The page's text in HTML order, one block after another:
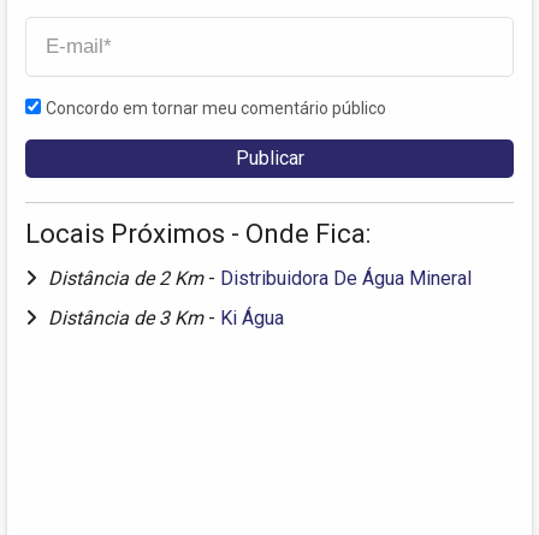
Concordo em tornar meu comentário público
Locais Próximos - Onde Fica:
Distância de 2 Km - Distribuidora De Água Mineral
Distância de 3 Km - Ki Água